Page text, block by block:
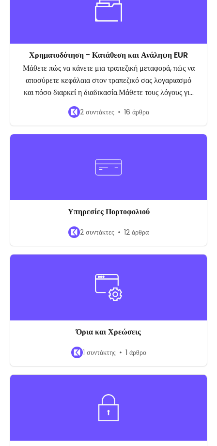
Χρηματοδότηση - Κατάθεση και Ανάληψη EUR
Μάθετε πώς να κάνετε μια τραπεζική μεταφορά, πώς να
αποσύρετε κεφάλαια στον τραπεζικό σας λογαριασμό
και πόσο διαρκεί η διαδικασία.Μάθετε τους λόγους για
τους οποίους οι πληρωμές σας ενδέχεται να
απορριφθούν και πώς να αυξήσετε τα όρια.
2 συντάκτες 16 άρθρα
Υπηρεσίες Πορτοφολιού
2 συντάκτες 12 άρθρα
Όρια και Χρεώσεις
1 συντάκτης 1 άρθρο